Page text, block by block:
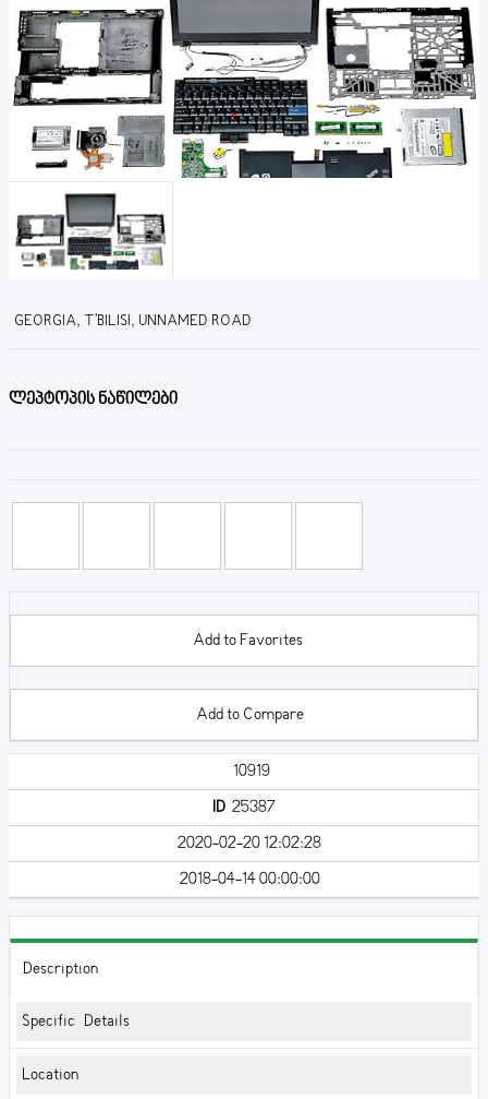
GEORGIA, T'BILISI, UNNAMED ROAD
ლეპტოპის ნაწილები
Add to Favorites
Add to Compare
10919
ID25387
2020-02-20 12:02:28
2018-04-14 00:00:00
Description
Specific Details
Location